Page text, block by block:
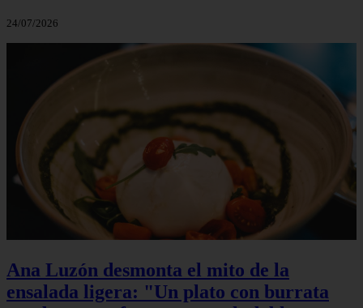
24/07/2026
Ana Luzón desmonta el mito de la
ensalada ligera: "Un plato con burrata